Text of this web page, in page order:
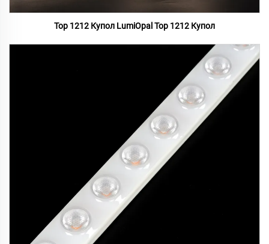
Top 1212 Купол LumiOpal Top 1212 Купол